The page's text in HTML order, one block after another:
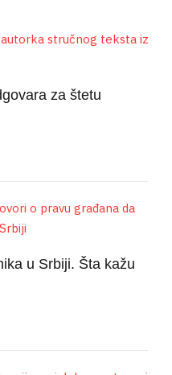
za štetu
u Srbiji. Šta kažu